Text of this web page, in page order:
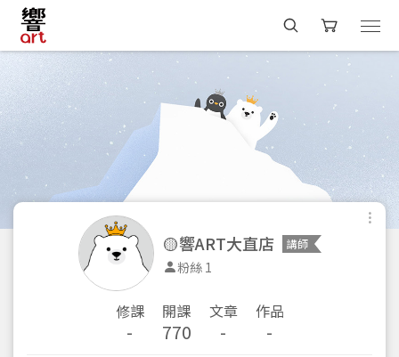
🟡響ART大直店 講師
粉絲 1
修課
-
開課
770
文章
-
作品
-